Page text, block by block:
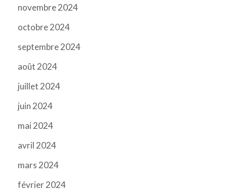
novembre 2024
octobre 2024
septembre 2024
août 2024
juillet 2024
juin 2024
mai 2024
avril 2024
mars 2024
février 2024